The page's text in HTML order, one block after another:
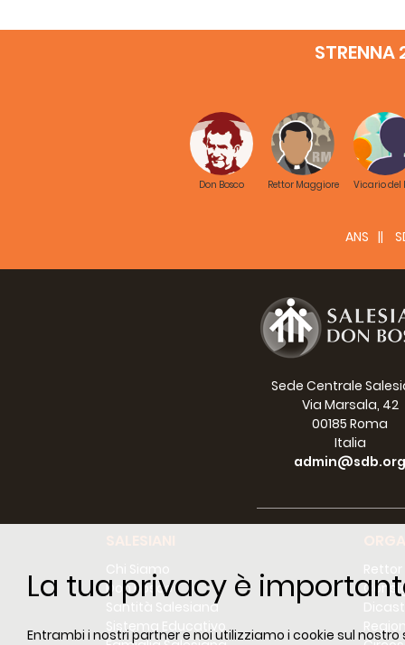
La tua privacy è
Entrambi i nostri partner e noi utilizziamo i cookie sul
STRENNA
Don Bosco Rettor Maggiore Vicario del
ANS
Sede Centrale
Via Marsala, 42
00185 Roma
Italia
admin@sdb.org
Chi Siamo
Don Bosco
Santità Salesiana
Sistema Educativo